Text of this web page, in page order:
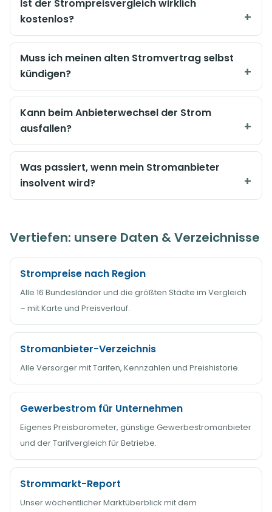
Ist der Strompreisvergleich wirklich
kostenlos?
Muss ich meinen alten Stromvertrag selbst
kündigen?
Kann beim Anbieterwechsel der Strom
ausfallen?
Was passiert, wenn mein Stromanbieter
insolvent wird?
Vertiefen: unsere Daten & Verzeichnisse
Strompreise nach Region
Alle 16 Bundesländer und die größten Städte im Vergleich
– mit Karte und Preisverlauf.
Stromanbieter-Verzeichnis
Alle Versorger mit Tarifen, Kennzahlen und Preishistorie.
Gewerbestrom für Unternehmen
Eigenes Preisbarometer, günstige Gewerbestromanbieter
und der Tarifvergleich für Betriebe.
Strommarkt-Report
Unser wöchentlicher Marktüberblick mit dem